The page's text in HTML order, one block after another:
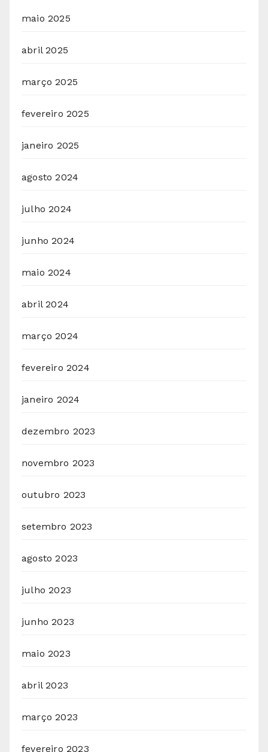
maio 2025
abril 2025
março 2025
fevereiro 2025
janeiro 2025
agosto 2024
julho 2024
junho 2024
maio 2024
abril 2024
março 2024
fevereiro 2024
janeiro 2024
dezembro 2023
novembro 2023
outubro 2023
setembro 2023
agosto 2023
julho 2023
junho 2023
maio 2023
abril 2023
março 2023
fevereiro 2023